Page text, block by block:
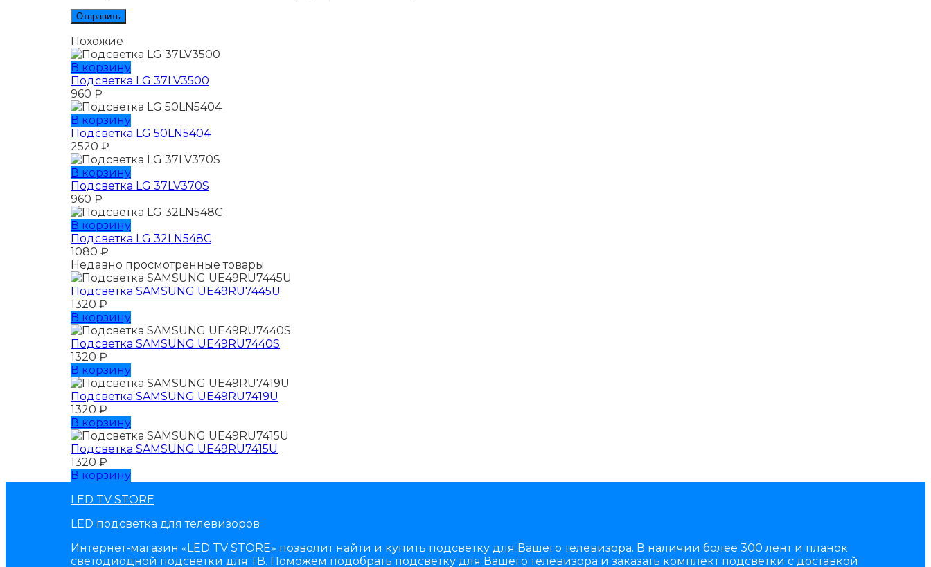
Похожие
В корзину
Подсветка LG 37LV3500
960 ₽
В корзину
Подсветка LG 50LN5404
2520 ₽
В корзину
Подсветка LG 37LV370S
960 ₽
В корзину
Подсветка LG 32LN548C
1080 ₽
Недавно просмотренные товары
Подсветка SAMSUNG UЕ49RU7445U
1320 ₽
В корзину
Подсветка SAMSUNG UЕ49RU7440S
1320 ₽
В корзину
Подсветка SAMSUNG UЕ49RU7419U
1320 ₽
В корзину
Подсветка SAMSUNG UЕ49RU7415U
1320 ₽
В корзину
LED TV STORE
LED подсветка для телевизоров
Интернет-магазин «LED TV STORE» позволит найти и купить подсветку для Вашего телевизора. В наличии более 300 лент и планок
светодиодной подсветки для ТВ. Поможем подобрать подсветку для Вашего телевизора и заказать комплект подсветки с доставкой